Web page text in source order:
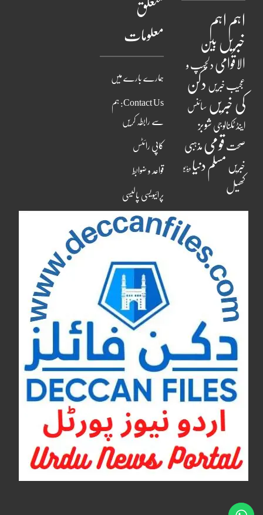
اہم اہم
خبریں بین
الاقوامی دلچسپ و
عجیب خبریں دکن
کی خبریں سائنس
اینڈ ٹکنالوجی شوبز
صحت قومی مذہبی
خبریں مسلم دنیا ویڈیو
کھیل
متعلق
معلومات
ہمارے بارے میں
Contact Us: ہم
سے رابطہ کریں
کاپی رائٹس
قواعد و ضوابط
پرائیویسی پالیسی